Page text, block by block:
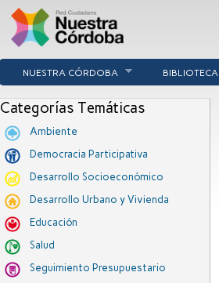
NUESTRA CÓRDOBA BIBLIOTECA
Categorías Temáticas
Ambiente
Democracia Participativa
Desarrollo Socioeconómico
Desarrollo Urbano y Vivienda
Educación
Salud
Seguimiento Presupuestario